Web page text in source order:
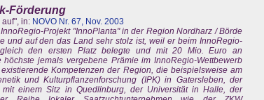
Förderung
in: NOVO Nr. 67, Nov. 2003
Projekt "InnoPlanta" in der Region Nordharz / Börde
und auf den das Land sehr stolz ist, weil er beim InnoRegio-
den ersten Platz belegte und mit 20 Mio. Euro an
jemals vergebene Prämie im InnoRegio-Wettbewerb
Kompetenzen der Region, die beispielsweise am
und Kulturpflanzenforschung (IPK) in Gatersleben, der
mit einem Sitz in Quedlinburg, der Universität in Halle, der